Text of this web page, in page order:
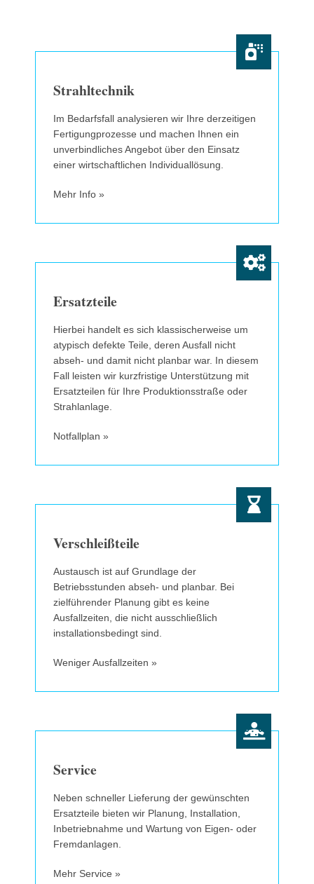
Strahltechnik
Im Bedarfsfall analysieren wir Ihre derzeitigen
Fertigungprozesse und machen Ihnen ein
unverbindliches Angebot über den Einsatz
einer wirtschaftlichen Individuallösung.
Mehr Info »
Ersatzteile
Hierbei handelt es sich klassischerweise um
atypisch defekte Teile, deren Ausfall nicht
abseh- und damit nicht planbar war. In diesem
Fall leisten wir kurzfristige Unterstützung mit
Ersatzteilen für Ihre Produktionsstraße oder
Strahlanlage.
Notfallplan »
Verschleißteile
Austausch ist auf Grundlage der
Betriebsstunden abseh- und planbar. Bei
zielführender Planung gibt es keine
Ausfallzeiten, die nicht ausschließlich
installationsbedingt sind.
Weniger Ausfallzeiten »
Service
Neben schneller Lieferung der gewünschten
Ersatzteile bieten wir Planung, Installation,
Inbetriebnahme und Wartung von Eigen- oder
Fremdanlagen.
Mehr Service »